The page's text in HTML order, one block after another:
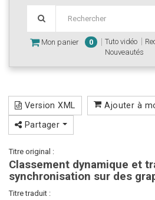
Mon panier 0 Tuto vidéo
Nouveautés
Version XML Ajouter à
Partager
Titre original :
Classement dynamique et
synchronisation sur des
Titre traduit :